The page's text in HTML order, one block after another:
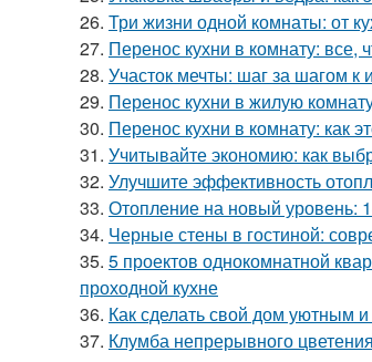
26. Три жизни одной комнаты: от
27. Перенос кухни в комнату: все,
28. Участок мечты: шаг за шагом
29. Перенос кухни в жилую
30. Перенос кухни в комнату: как
31. Учитывайте экономию: как
32. Улучшите эффективность
33. Отопление на новый уровень:
34. Черные стены в гостиной:
35. 5 проектов однокомнатной
проходной кухне
36. Как сделать свой дом уютным
37. Клумба непрерывного